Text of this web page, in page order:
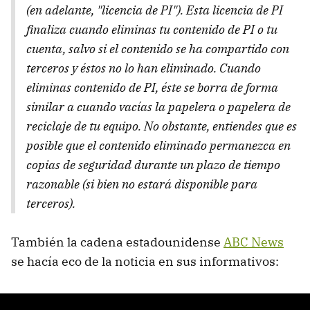
(en adelante, "licencia de PI"). Esta licencia de PI
finaliza cuando eliminas tu contenido de PI o tu
cuenta, salvo si el contenido se ha compartido con
terceros y éstos no lo han eliminado. Cuando
eliminas contenido de PI, éste se borra de forma
similar a cuando vacías la papelera o papelera de
reciclaje de tu equipo. No obstante, entiendes que es
posible que el contenido eliminado permanezca en
copias de seguridad durante un plazo de tiempo
razonable (si bien no estará disponible para
terceros).
También la cadena estadounidense ABC News
se hacía eco de la noticia en sus informativos: